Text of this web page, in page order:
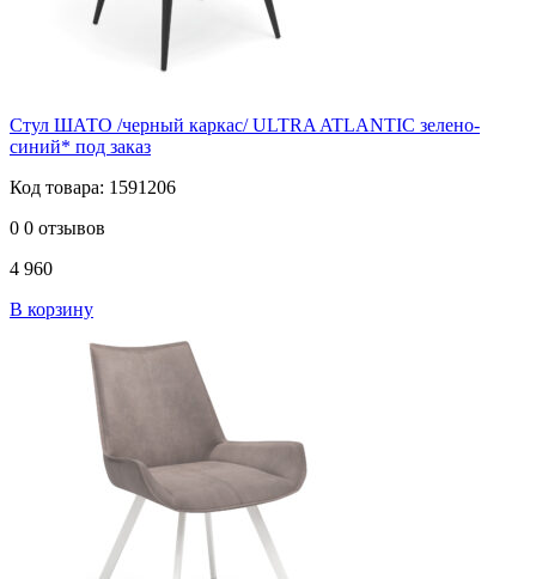
Стул ШАТО /черный каркас/ ULTRA ATLANTIC зелено-
синий* под заказ
Код товара: 1591206
0 0 отзывов
4 960
В корзину